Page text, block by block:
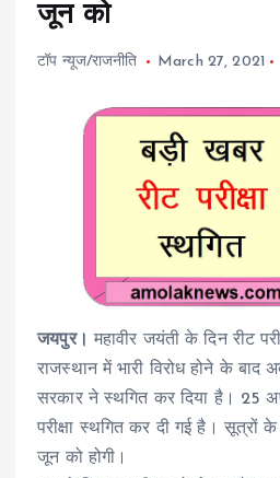
जून को
टॉप न्यूज/राजनीति March 27, 2021
जयपुर। महावीर जयंती के दिन रीट
राजस्थान में भारी विरोध होने के बाद
सरकार ने स्थगित कर दिया है। 25
परीक्षा स्थगित कर दी गई है। सूत्रों
जून को होगी।